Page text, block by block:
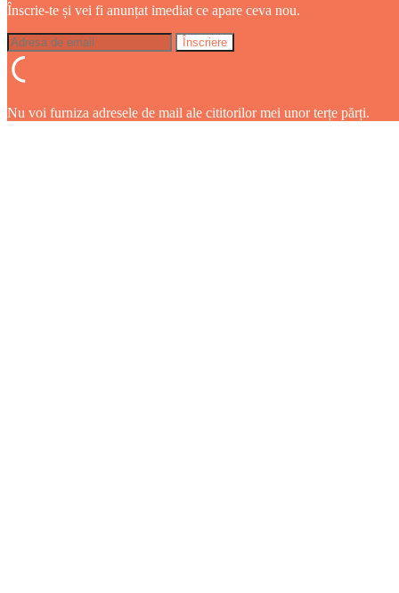
Înscrie-te și vei fi anunțat imediat ce apare ceva nou.
Nu voi furniza adresele de mail ale cititorilor mei unor terțe părți.